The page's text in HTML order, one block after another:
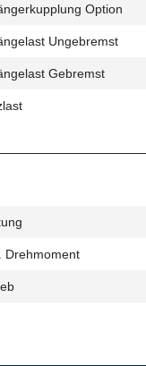
Option
Ungebremst
Gebremst
Drehmoment